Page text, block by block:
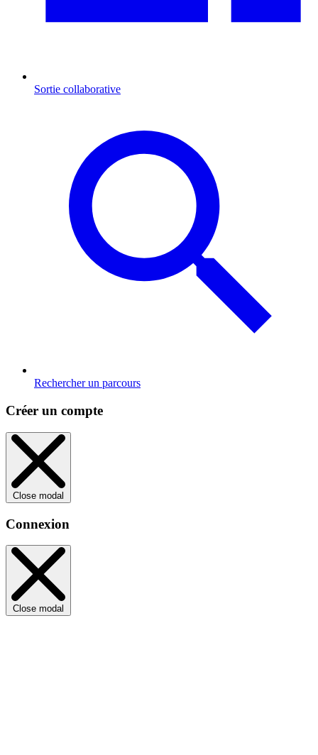
Sortie collaborative
Rechercher un parcours
Créer un compte
Close modal
Connexion
Close modal